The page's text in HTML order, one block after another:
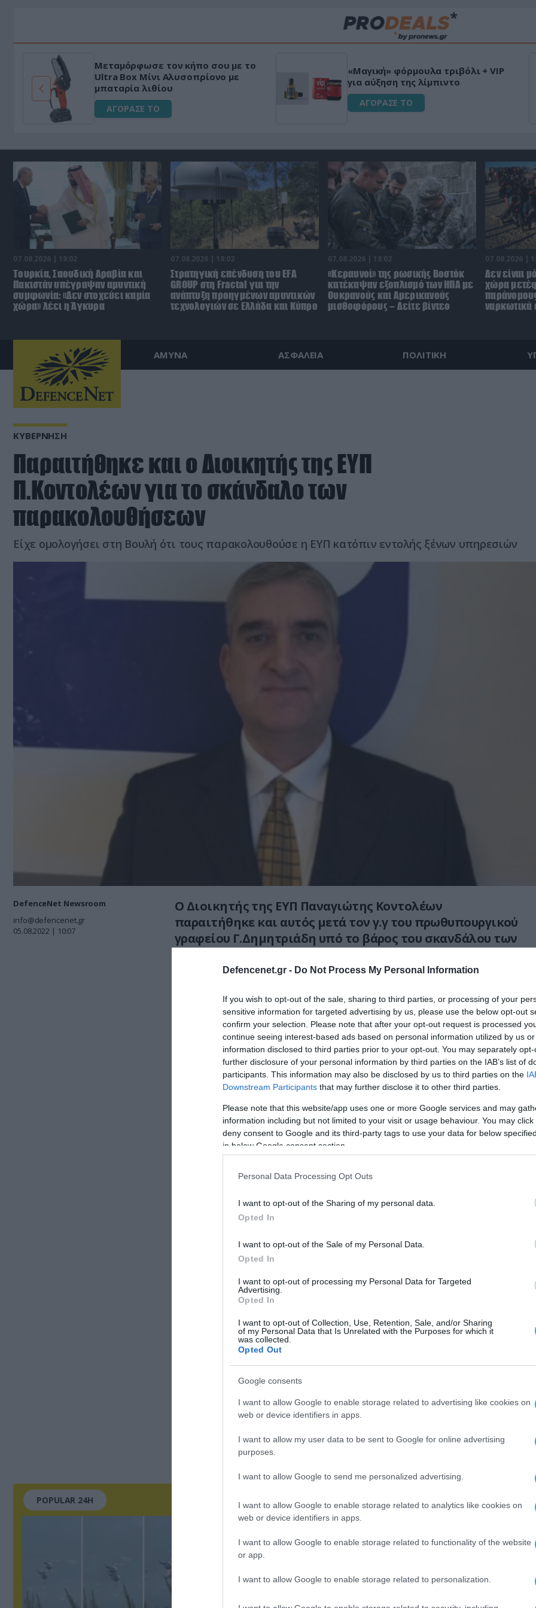
Defencenet.gr - Do Not Process My Personal Information
If you wish to opt-out of the sale, sharing to third parties, or processing of your
sensitive information for targeted advertising by us, please use the below opt-out
confirm your selection. Please note that after your opt-out request is processed
continue seeing interest-based ads based on personal information utilized by us
information disclosed to third parties prior to your opt-out. You may separately
further disclosure of your personal information by third parties on the IAB’s list of
participants. This information may also be disclosed by us to third parties on the
Downstream Participants that may further disclose it to other third parties.
Please note that this website/app uses one or more Google services and may
information including but not limited to your visit or usage behaviour. You may
deny consent to Google and its third-party tags to use your data for below
in below Google consent section.
Personal Data Processing Opt Outs
I want to opt-out of the Sharing of my personal data.
Opted In
I want to opt-out of the Sale of my Personal Data.
Opted In
I want to opt-out of processing my Personal Data for Targeted
Advertising.
Opted In
I want to opt-out of Collection, Use, Retention, Sale, and/or Sharing
of my Personal Data that Is Unrelated with the Purposes for which it
was collected.
Opted Out
Google consents
I want to allow Google to enable storage related to advertising like cookies on
web or device identifiers in apps.
I want to allow my user data to be sent to Google for online advertising
purposes.
I want to allow Google to send me personalized advertising.
I want to allow Google to enable storage related to analytics like cookies on
web or device identifiers in apps.
I want to allow Google to enable storage related to functionality of the website
or app.
I want to allow Google to enable storage related to personalization.
Μεταμόρφωσε τον κήπο σου με το
Ultra Box Μίνι Αλυσοπρίονο με
μπαταρία λιθίου
ΑΓΟΡΑΣΕ ΤΟ
«Μαγική» φόρμουλα τριβόλι + VIP
για αύξηση της λίμπιντο
ΑΓΟΡΑΣΕ ΤΟ
07.08.2026 | 19:02
Τουρκία, Σαουδική Αραβία και
Πακιστάν υπέγραψαν αμυντική
συμφωνία: «Δεν στοχεύει καμία
χώρα» λέει η Άγκυρα
07.08.2026 | 18:02
Στρατηγική επένδυση του EFA
GROUP στη Fractal για την
ανάπτυξη προηγμένων αμυντικών
τεχνολογιών σε Ελλάδα και Κύπρο
07.08.2026 | 18:02
«Κεραυνοί» της ρωσικής Βοστόκ
κατέκαψαν εξοπλισμό των ΗΠΑ με
Ουκρανούς και Αμερικανούς
μισθοφόρους – Δείτε βίντεο
07.08.2026 |
Δεν είναι
χώρα
ναρκωτικά
ΑΜΥΝΑ ΑΣΦΑΛΕΙΑ ΠΟΛΙΤΙΚΗ
ΚΥΒΕΡΝΗΣΗ
Παραιτήθηκε και ο Διοικητής της ΕΥΠ
Π.Κοντολέων για το σκάνδαλο των
παρακολουθήσεων
Είχε ομολογήσει στη Βουλή ότι τους παρακολουθούσε η ΕΥΠ κατόπιν εντολής ξένων υπηρεσιών
DefenceNet Newsroom
info@defencenet.gr
05.08.2022 | 10:07
Ο Διοικητής της ΕΥΠ Παναγιώτης Κοντολέων
παραιτήθηκε και αυτός μετά τον γ.γ του πρωθυπουργικού
γραφείου Γ.Δημητριάδη υπό το βάρος του σκανδάλου των
ΣΧΟΛΙΑΣΤΕ ΤΟ ΑΡΘΡΟ
POPULAR 24H